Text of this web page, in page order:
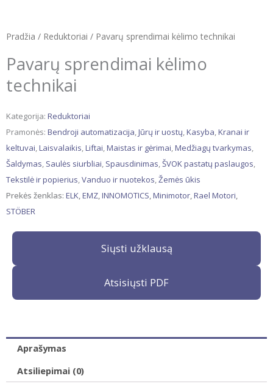
Pradžia / Reduktoriai / Pavarų sprendimai kėlimo technikai
Pavarų sprendimai kėlimo
technikai
Kategorija: Reduktoriai
Pramonės: Bendroji automatizacija,Jūrų ir uostų,Kasyba,Kranai ir
keltuvai,Laisvalaikis,Liftai,Maistas ir gėrimai,Medžiagų tvarkymas,
Šaldymas, Saulės siurbliai, Spausdinimas,ŠVOK pastatų paslaugos,
Tekstilė ir popierius,Vanduo ir nuotekos,Žemės ūkis
Prekės ženklas: ELK,EMZ,INNOMOTICS,Minimotor,Rael Motori,
STÖBER
Siųsti užklausą
Atsisiųsti PDF
Aprašymas
Atsiliepimai (0)